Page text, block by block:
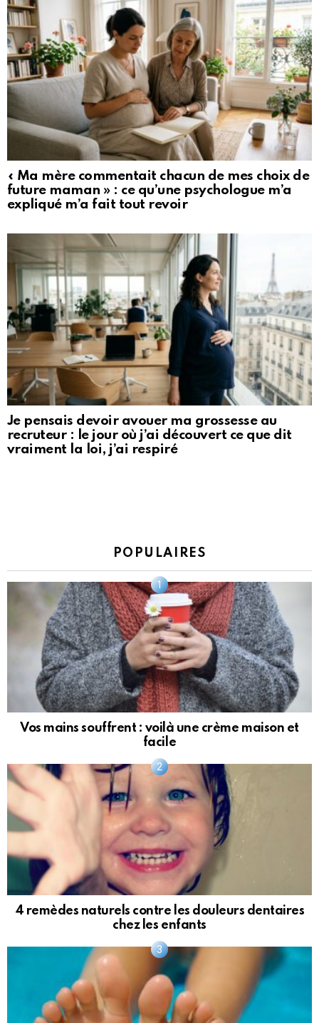
« Ma mère commentait chacun de mes choix de
future maman » : ce qu’une psychologue m’a
expliqué m’a fait tout revoir
Je pensais devoir avouer ma grossesse au
recruteur : le jour où j’ai découvert ce que dit
vraiment la loi, j’ai respiré
POPULAIRES
Vos mains souffrent : voilà une crème maison et
facile
4 remèdes naturels contre les douleurs dentaires
chez les enfants